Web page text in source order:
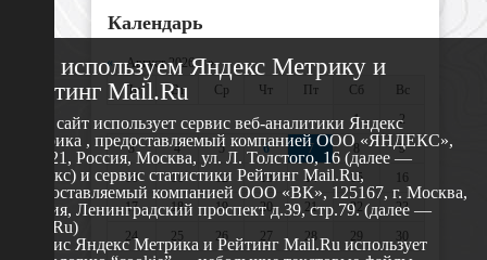
Календарь
«Август 2026 »
Пн
Вт Ср Чт Пт Сб
Вс
1
2
3
4 5 6 7 8
9
10
11 12 13 14 15
16
17
18 19 20 21 22
23
24
25 26 27 28 29
30
Мы используем Яндекс Метрику и
Рейтинг Mail.Ru
Этот сайт использует сервис веб-аналитики Яндекс
Метрика , предоставляемый компанией ООО «ЯНДЕКС»,
119021, Россия, Москва, ул. Л. Толстого, 16 (далее —
Яндекс) и сервис статистики Рейтинг Mail.Ru,
предоставляемый компанией ООО «ВК», 125167, г. Москва,
Россия, Ленинградский проспект д.39, стр.79. (далее —
Mail.Ru)
Сервис Яндекс Метрика и Рейтинг Mail.Ru использует